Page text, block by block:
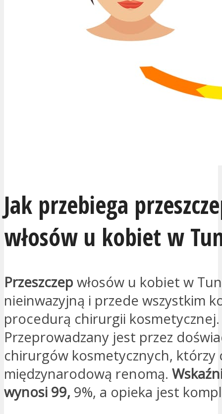
Jak przebiega
włosów u kobiet w
Przeszczep włosów u kobiet w
nieinwazyjną i przede wszystkim
procedurą chirurgii kosmetycznej.
Przeprowadzany jest przez
chirurgów kosmetycznych, którzy
międzynarodową renomą.
wynosi 99, 9%, a opieka jest